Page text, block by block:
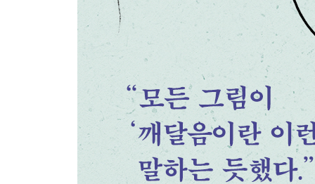
배고프면 먹고, 졸리면 자면 되지_가오, [현자화상
사찰에 울리는 목어 소리_고기봉, [목어가승]
산중 도반과의 하루_이수민, [고승한담]
나무아미타불_김홍도, [노승염불]
일상 속 소소한 행복_이인문, [나한문슬]
밝은 달빛에서 마음을 찾다_우상하, [노승간월도]
깨달음은 어디에서 오는가_작가 미상, [산중나한도]